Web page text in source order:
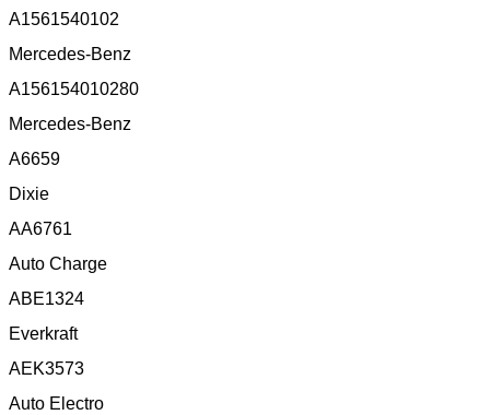
A1561540102
Mercedes-Benz
A156154010280
Mercedes-Benz
A6659
Dixie
AA6761
Auto Charge
ABE1324
Everkraft
AEK3573
Auto Electro